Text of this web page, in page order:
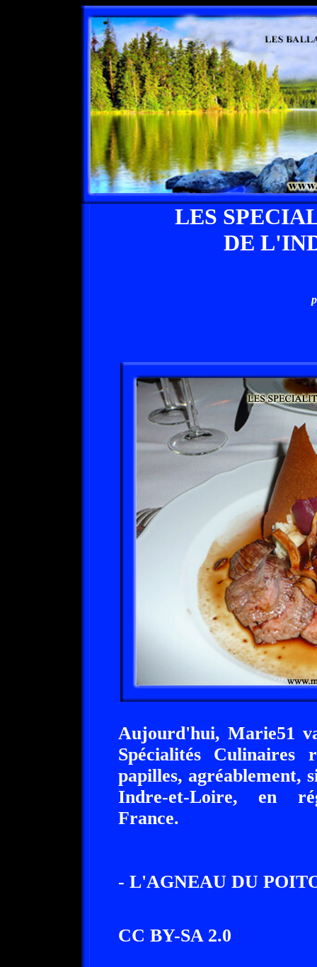
LES
DE
Aujourd'hui, Marie51
Spécialités Culinaires
papilles, agréablement,
Indre-et-Loire, en
France.
- L'AGNEAU DU
CC BY-SA 2.0